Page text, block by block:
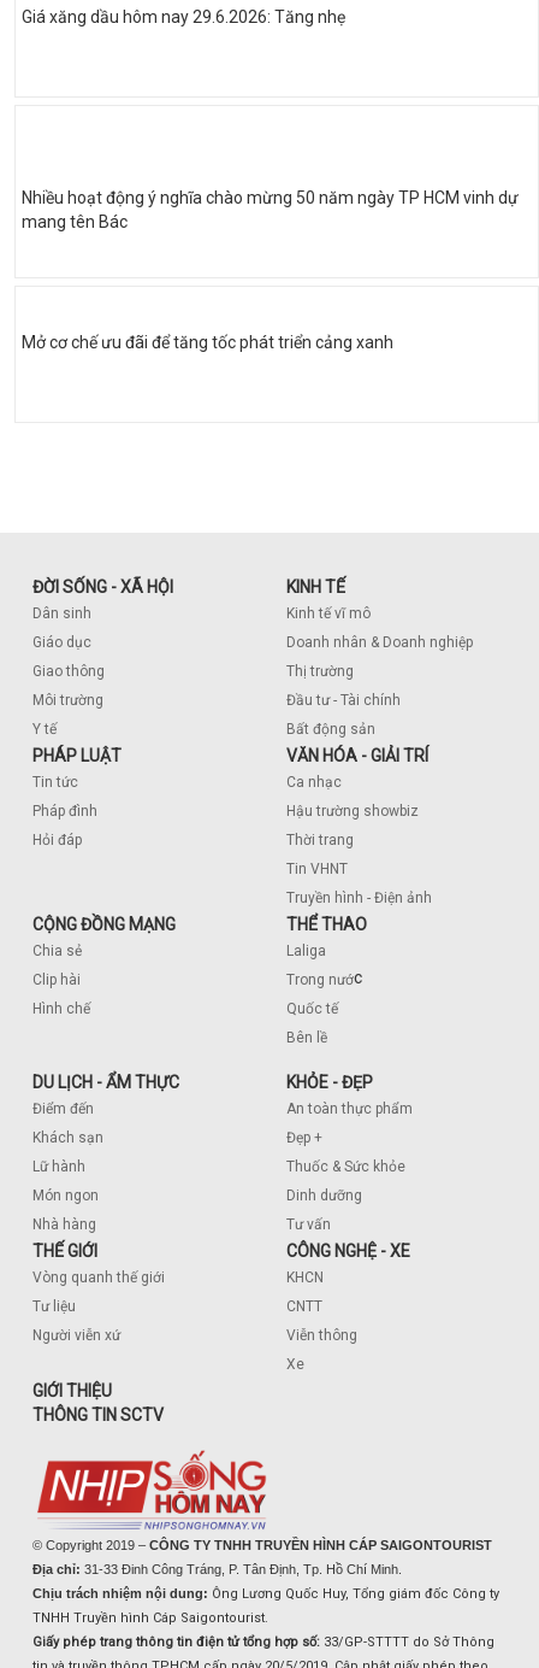
Giá xăng dầu hôm nay 29.6.2026: Tăng nhẹ
Nhiều hoạt động ý nghĩa chào mừng 50 năm ngày TP HCM vinh dự
mang tên Bác
Mở cơ chế ưu đãi để tăng tốc phát triển cảng xanh
ĐỜI SỐNG - XÃ HỘI
Dân sinh
Giáo dục
Giao thông
Môi trường
Y tế
KINH TẾ
Kinh tế vĩ mô
Doanh nhân & Doanh nghiệp
Thị trường
Đầu tư - Tài chính
Bất động sản
PHÁP LUẬT
Tin tức
Pháp đình
Hỏi đáp
VĂN HÓA - GIẢI TRÍ
Ca nhạc
Hậu trường showbiz
Thời trang
Tin VHNT
Truyền hình - Điện ảnh
CỘNG ĐỒNG MẠNG
Chia sẻ
Clip hài
Hình chế
THỂ THAO
Laliga
Trong nước
Quốc tế
Bên lề
DU LỊCH - ẨM THỰC
Điểm đến
Khách sạn
Lữ hành
Món ngon
Nhà hàng
KHỎE - ĐẸP
An toàn thực phẩm
Đẹp +
Thuốc & Sức khỏe
Dinh dưỡng
Tư vấn
THẾ GIỚI
Vòng quanh thế giới
Tư liệu
Người viễn xứ
CÔNG NGHỆ - XE
KHCN
CNTT
Viễn thông
Xe
GIỚI THIỆU
THÔNG TIN SCTV
© Copyright 2019 – CÔNG TY TNHH TRUYỀN HÌNH CÁP SAIGONTOURIST
Địa chỉ: 31-33 Đinh Công Tráng, P. Tân Định, Tp. Hồ Chí Minh.
Chịu trách nhiệm nội dung: Ông Lương Quốc Huy, Tổng giám đốc Công ty
TNHH Truyền hình Cáp Saigontourist.
Giấy phép trang thông tin điện tử tổng hợp số: 33/GP-STTTT do Sở Thông